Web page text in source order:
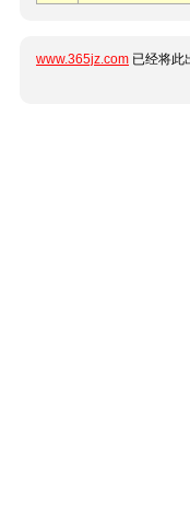
www.365jz.com 已经将此